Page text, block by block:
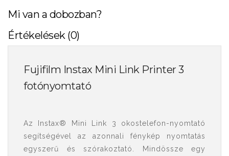
Mi van a dobozban?
Értékelések (0)
Fujifilm Instax Mini Link Printer 3
fotónyomtató
Az Instax® Mini Link 3 okostelefon-nyomtató
segítségével az azonnali fénykép nyomtatás
egyszerű és szórakoztató. Mindössze egy